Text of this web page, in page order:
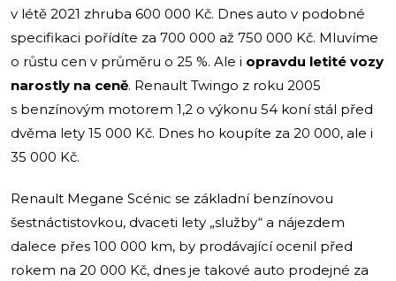
v létě 2021 zhruba 600 000 Kč. Dnes auto v podobné
specifikaci pořídíte za 700 000 až 750 000 Kč. Mluvíme
o růstu cen v průměru o 25 %. Ale i opravdu letité vozy
narostly na ceně. Renault Twingo z roku 2005
s benzínovým motorem 1,2 o výkonu 54 koní stál před
dvěma lety 15 000 Kč. Dnes ho koupíte za 20 000, ale i
35 000 Kč.
Renault Megane Scénic se základní benzínovou
šestnáctistovkou, dvaceti lety „služby“ a nájezdem
dalece přes 100 000 km, by prodávající ocenil před
rokem na 20 000 Kč, dnes je takové auto prodejné za